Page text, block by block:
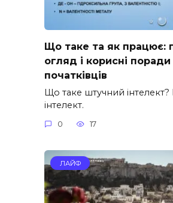
Що таке та як працює:
огляд і корисні
початківців
Що таке штучний
інтелект.
0 17
ЛАЙФ